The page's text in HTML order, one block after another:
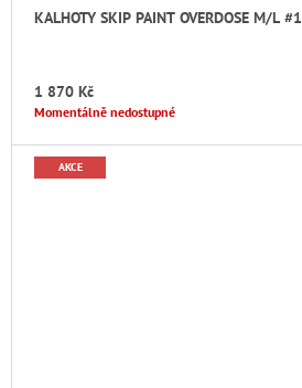
KALHOTY SKIP PAINT OVERDOSE M/L #1
1 870 Kč
Momentálně nedostupné
AKCE